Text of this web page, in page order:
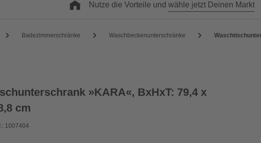
Nutze die Vorteile und wähle jetzt Deinen Markt
Badezimmerschränke Waschbeckenunterschränke
»KARA«, BxHxT: 79,4 x
cm
1007404